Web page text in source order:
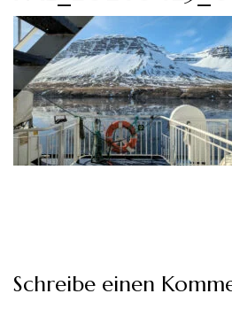
Schreibe einen